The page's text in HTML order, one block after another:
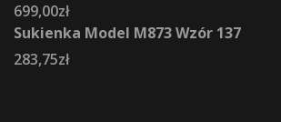
699,00zł
Sukienka Model M873 Wzór 137
283,75zł